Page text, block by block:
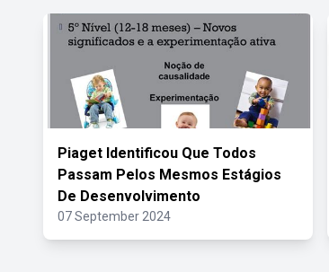
Piaget Identificou Que Todos
Passam Pelos Mesmos Estágios
De Desenvolvimento
07 September 2024